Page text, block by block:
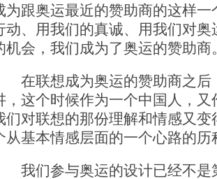
为跟奥运最近的赞助商的这样
动、用我们的真诚、用我们对
机会，我们成为了奥运的赞助商
在联想成为奥运的赞助商之后
，这个时候作为一个中国人，
们对联想的那份理解和情感又
从基本情感层面的一个心路的历
我们参与奥运的设计已经不是